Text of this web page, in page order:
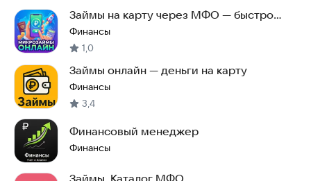
Займы на карту через МФО — быстро
онлайн
Финансы
1,0
Займы онлайн — деньги на карту
Финансы
3,4
Финансовый менеджер
Финансы
Займы. Каталог МФО